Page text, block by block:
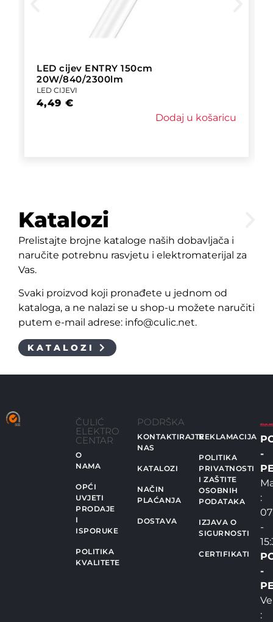
LED cijev ENTRY 150cm
20W/840/2300lm
LED CIJEVI
4,49 €
Dodaj u košaricu
Katalozi
Prelistajte brojne kataloge naših dobavljača i
naručite potrebnu rasvjetu i elektromaterijal za
Vas.
Svaki proizvod koji pronađete u jednom od
kataloga, a ne nalazi se u shop-u možete naručiti
putem e-mail adrese: info@culic.net.
KATALOZI
ČULIĆ
ELEKTRO
CENTAR
O
NAMA
OPĆI
UVJETI
PRODAJE
I
ISPORUKE
POLITIKA
KVALITETE
PODRŠKA
KONTAKTIRAJTE
NAS
KATALOZI
NAČIN
PLAĆANJA
DOSTAVA
REKLAMACIJA
POLITIKA
PRIVATNOSTI
I ZAŠTITE
OSOBNIH
PODATAKA
IZJAVA O
SIGURNOSTI
CERTIFIKATI
-
:
-
-
: